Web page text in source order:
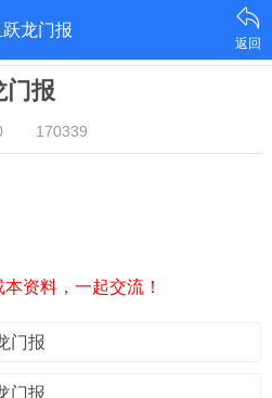
跃龙门报
返回
门报
170339
资料，一起交流！
门报
门报